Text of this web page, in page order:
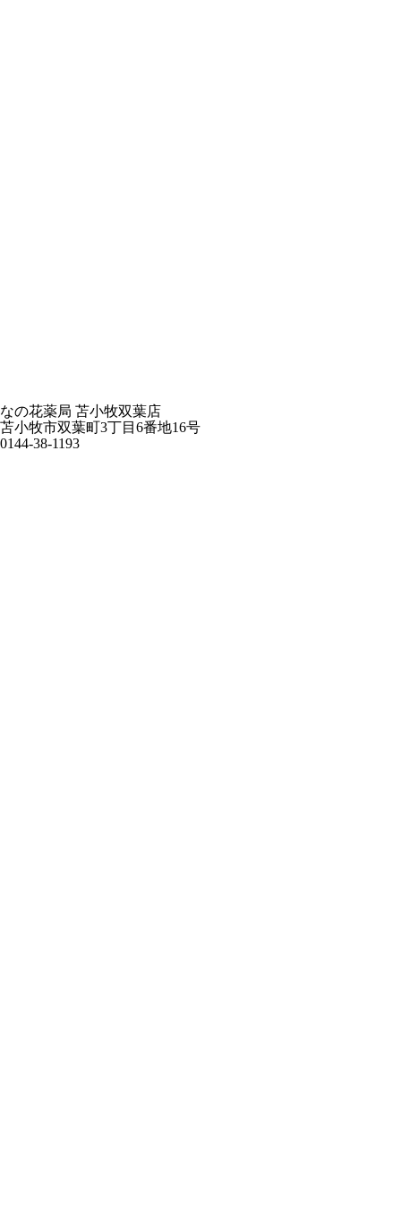
なの花薬局 苫小牧双葉店
苫小牧市双葉町3丁目6番地16号
0144-38-1193